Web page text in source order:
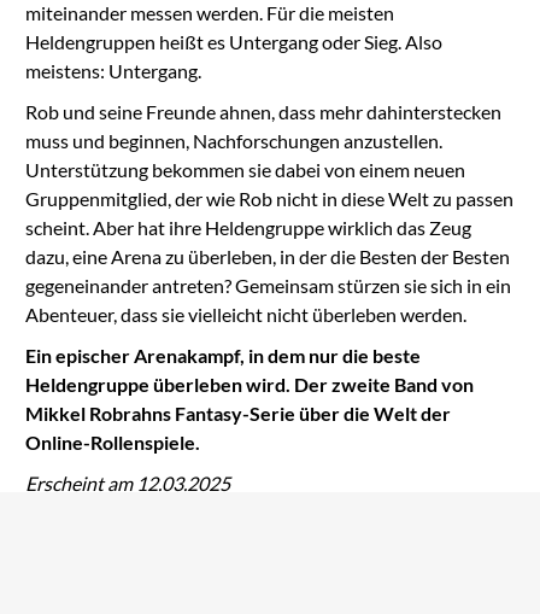
miteinander messen werden. Für die meisten
Heldengruppen heißt es Untergang oder Sieg. Also
meistens: Untergang.
Rob und seine Freunde ahnen, dass mehr dahinterstecken
muss und beginnen, Nachforschungen anzustellen.
Unterstützung bekommen sie dabei von einem neuen
Gruppenmitglied, der wie Rob nicht in diese Welt zu passen
scheint. Aber hat ihre Heldengruppe wirklich das Zeug
dazu, eine Arena zu überleben, in der die Besten der Besten
gegeneinander antreten? Gemeinsam stürzen sie sich in ein
Abenteuer, dass sie vielleicht nicht überleben werden.
Ein epischer Arenakampf, in dem nur die beste
Heldengruppe überleben wird. Der zweite Band von
Mikkel Robrahns Fantasy-Serie über die Welt der
Online-Rollenspiele.
Erscheint am 12.03.2025